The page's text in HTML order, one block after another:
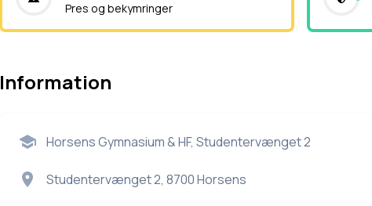
Pres og bekymringer
Information
Horsens Gymnasium & HF, Studentervænget 2
Studentervænget 2, 8700 Horsens